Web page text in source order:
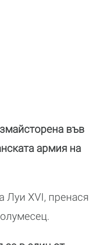
във
армия на
Луи ХVІ, пренася